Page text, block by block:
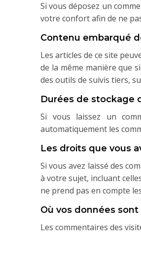
Si vous déposez un
votre confort afin de ne
Contenu embarqué
Les articles de ce site
de la même manière que
des outils de suivis tiers,
Durées de stockage
Si vous laissez un
automatiquement les
Les droits que vous
Si vous avez laissé des
à votre sujet, incluant
ne prend pas en compte
Où vos données
Les commentaires des